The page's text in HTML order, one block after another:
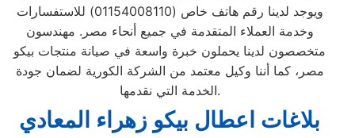
ويوجد لدينا رقم هاتف خاص (01154008110) للاستفسارات
وخدمة العملاء المتقدمة في جميع أنحاء مصر. مهندسون
متخصصون لدينا يحملون خبرة واسعة في صيانة منتجات بيكو
مصر، كما أننا وكيل معتمد من الشركة الكورية لضمان جودة
الخدمة التي نقدمها.
بلاغات اعطال بيكو زهراء المعادي